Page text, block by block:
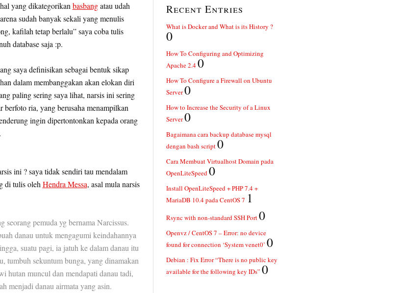
yang dikategorikan basbangatau udah
sudah banyak sekali yang menulis
kafilah tetap berlalu” saya coba tulis
database saja :p.
saya definisikan sebagai bentuk sikap
dalam membanggakan akan elokan diri
paling sering saya lihat, narsis ini sering
ria, yang berusaha menampilkan
ingin dipertontonkan kepada orang
ini ? saya tidak sendiri tau mendalam
di tulis oleh Hendra Messa, asal mula narsis
pemuda yg bernama Narcissus.
danau untuk mengagumi keindahannya
suatu pagi, ia jatuh ke dalam danau itu
tumbuh sekuntum bunga, yang dinamakan
hutan muncul dan mendapati danau tadi,
menjadi danau airmata yang asin.
Recent Entries
What is Docker and What is its History ?
0
How To Configuring and Optimizing
Apache 2.40
How To Configure a Firewall on Ubuntu
Server0
How to Increase the Security of a Linux
Server0
Bagaimana cara backup database mysql
dengan bash script0
Cara Membuat Virtualhost Domain pada
OpenLiteSpeed0
Install OpenLiteSpeed + PHP 7.4 +
MariaDB 10.4 pada CentOS 7 1
Rsync with non-standard SSH Port0
Openvz / CentOS 7 – Error: no device
found for connection ‘System venet0’ 0
Debian : Fix Error “There is no public key
available for the following key IDs” 0